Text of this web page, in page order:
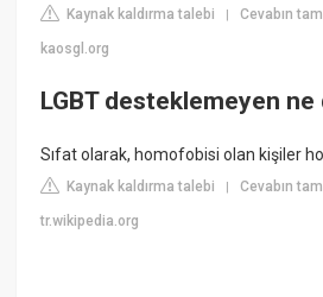
Kaynak kaldırma talebi |Cevabın
kaosgl.org
LGBT desteklemeyen ne
Sıfat olarak, homofobisi olan kişiler
Kaynak kaldırma talebi |Cevabın
tr.wikipedia.org